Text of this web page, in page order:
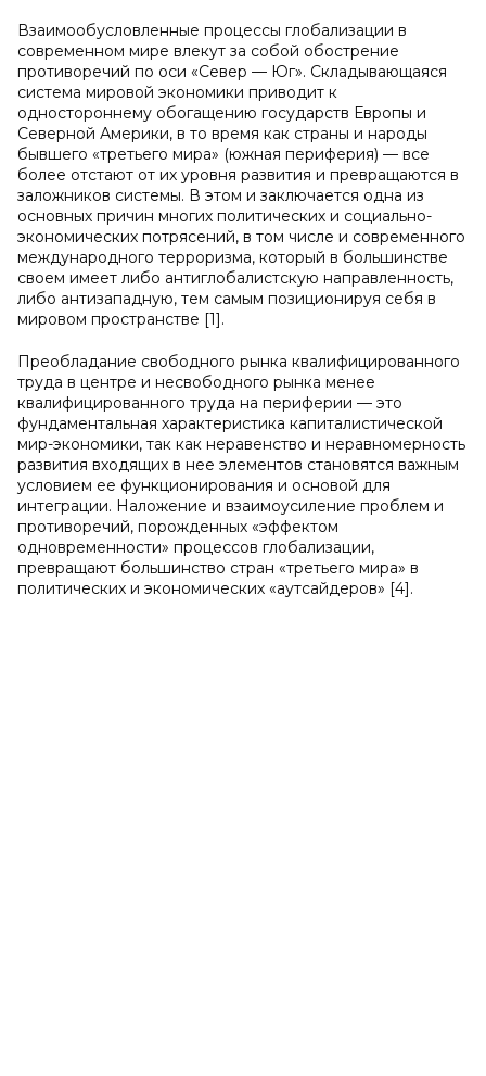
Взаимообусловленные процессы глобализации в
современном мире влекут за собой обострение
противоречий по оси «Север — Юг». Складывающаяся
система мировой экономики приводит к
одностороннему обогащению государств Европы и
Северной Америки, в то время как страны и народы
бывшего «третьего мира» (южная периферия) — все
более отстают от их уровня развития и превращаются в
заложников системы. В этом и заключается одна из
основных причин многих политических и социально-
экономических потрясений, в том числе и современного
международного терроризма, который в большинстве
своем имеет либо антиглобалистскую направленность,
либо антизападную, тем самым позиционируя себя в
мировом пространстве [1].
Преобладание свободного рынка квалифицированного
труда в центре и несвободного рынка менее
квалифицированного труда на периферии — это
фундаментальная характеристика капиталистической
мир-экономики, так как неравенство и неравномерность
развития входящих в нее элементов становятся важным
условием ее функционирования и основой для
интеграции. Наложение и взаимоусиление проблем и
противоречий, порожденных «эффектом
одновременности» процессов глобализации,
превращают большинство стран «третьего мира» в
политических и экономических «аутсайдеров» [4].